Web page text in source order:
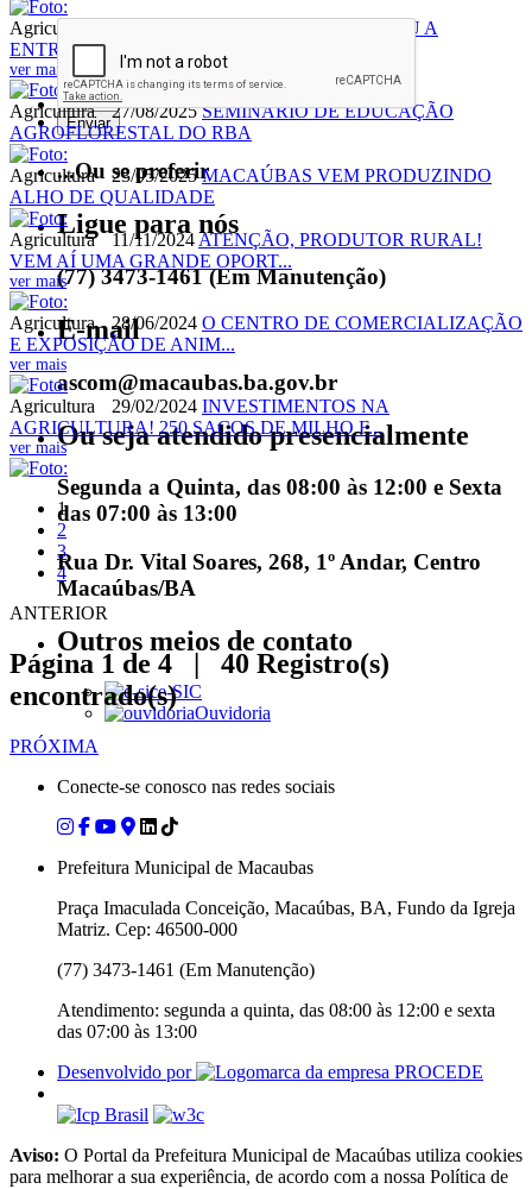
...Ou se preferir
Ligue para nós
(77) 3473-1461 (Em Manutenção)
E-mail
ascom@macaubas.ba.gov.br
Ou seja atendido presencialmente
Segunda a Quinta, das 08:00 às 12:00 e Sexta
das 07:00 às 13:00
Rua Dr. Vital Soares, 268, 1º Andar, Centro
Macaúbas/BA
Outros meios de contato
e-SIC
Ouvidoria
Agricultura
PREFEITURA REALIZOU A
ENTREGA DE 6 TANQUES DE RESFR...
ver mais
Agricultura 27/08/2025 SEMINÁRIO DE EDUCAÇÃO
AGROFLORESTAL DO RBA
Agricultura 23/05/2025 MACAÚBAS VEM PRODUZINDO
ALHO DE QUALIDADE
Agricultura 11/11/2024ATENÇÃO, PRODUTOR RURAL!
VEM AÍ UMA GRANDE OPORT...
ver mais
Agricultura 28/06/2024 O CENTRO DE COMERCIALIZAÇÃO
E EXPOSIÇÃO DE ANIM...
ver mais
Agricultura 29/02/2024 INVESTIMENTOS NA
AGRICULTURA! 250 SACOS DE MILHO F...
ver mais
1
2
3
4
ANTERIOR
Página 1 de 4 | 40 Registro(s)
encontrado(s)
PRÓXIMA
Conecte-se conosco nas redes sociais
Prefeitura Municipal de Macaubas
Praça Imaculada Conceição, Macaúbas, BA, Fundo da Igreja
Matriz. Cep: 46500-000
(77) 3473-1461 (Em Manutenção)
Atendimento: segunda a quinta, das 08:00 às 12:00 e sexta
das 07:00 às 13:00
Desenvolvido por
Aviso: O Portal da Prefeitura Municipal de Macaúbas utiliza cookies
para melhorar a sua experiência, de acordo com a nossa Política de